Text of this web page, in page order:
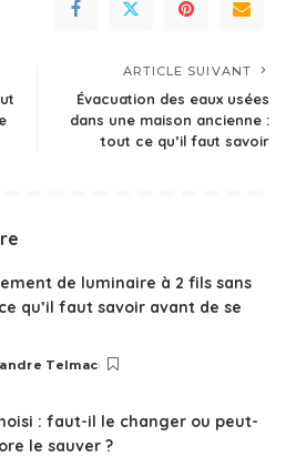
ARTICLE SUIVANT
Évacuation des eaux usées
dans une maison ancienne :
tout ce qu’il faut savoir
de luminaire à 2 fils sans
qu’il faut savoir avant de se
Telmac
: faut-il le changer ou peut-
le sauver ?